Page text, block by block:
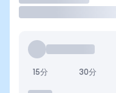
15分 30分